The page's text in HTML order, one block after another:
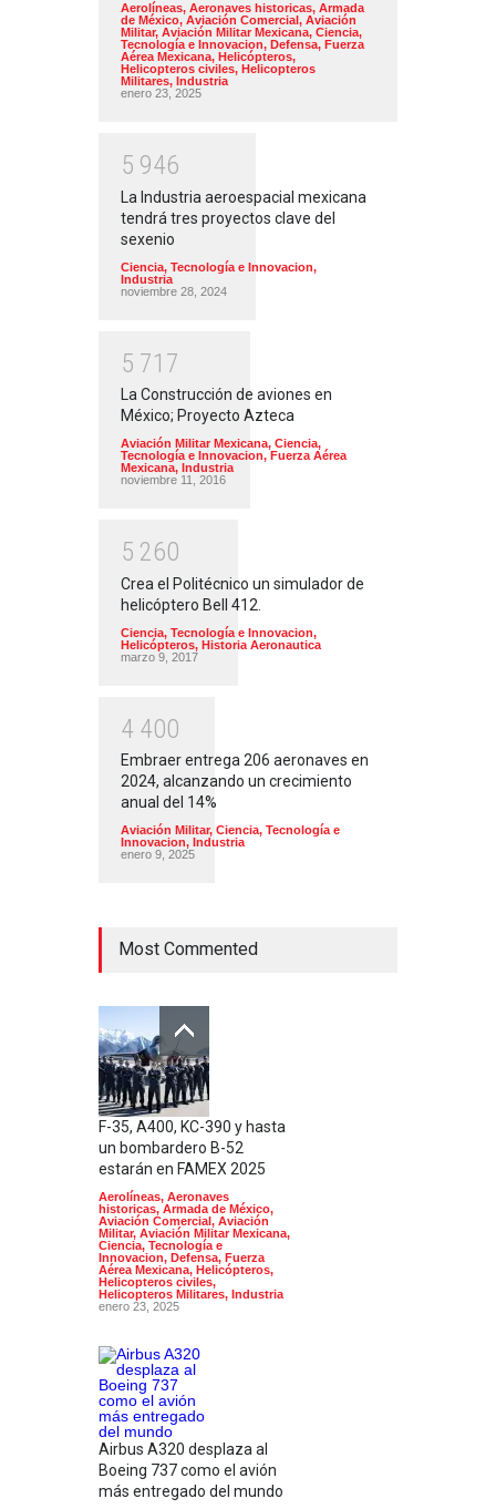
Aerolíneas, Aeronaves historicas, Armada
de México, Aviación Comercial , Aviación
Militar, Aviación Militar Mexicana, Ciencia,
Tecnología e Innovacion, Defensa, Fuerza
Aérea Mexicana, Helicópteros,
Helicopteros civiles, Helicopteros
Militares, Industria
enero 23, 2025
5 946
La Industria aeroespacial mexicana
tendrá tres proyectos clave del
sexenio
Ciencia, Tecnología e Innovacion,
Industria
noviembre 28, 2024
5 71 7
La Construcción de aviones en
México; Proyecto Azteca
Aviación Militar Mexicana, Ciencia,
Tecnología e Innovacion, Fuerza Aérea
Mexicana, Industria
noviembre 11, 2016
5 260
Crea el Politécnico un simulador de
helicóptero Bell 412.
Ciencia, Tecnología e Innovacion,
Helicópteros, Historia Aeronautica
marzo 9, 2017
4 400
Embraer entrega 206 aeronaves en
2024, alcanzando un crecimiento
anual del 14%
Aviación Militar, Ciencia, Tecnología e
Innovacion, Industria
enero 9, 2025
Most Commented
F-35, A400, KC-390 y hasta
un bombardero B-52
estarán en FAMEX 2025
Aerolíneas, Aeronaves
historicas, Armada de México,
Aviación Comercial , Aviación
Militar, Aviación Militar Mexicana,
Ciencia, Tecnología e
Innovacion, Defensa, Fuerza
Aérea Mexicana, Helicópteros,
Helicopteros civiles,
Helicopteros Militares, Industria
enero 23, 2025
Airbus A320 desplaza al
Boeing 737 como el avión
más entregado del mundo